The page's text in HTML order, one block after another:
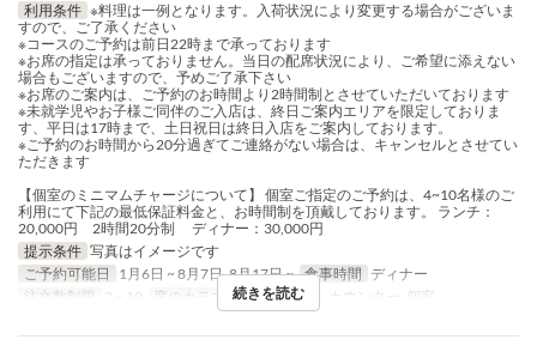
利用条件 ※料理は一例となります。入荷状況により変更する場合がございま
すので、ご了承ください
※コースのご予約は前日22時まで承っております
※お席の指定は承っておりません。当日の配席状況により、ご希望に添えない
場合もございますので、予めご了承下さい
※お席のご案内は、ご予約のお時間より2時間制とさせていただいております
※未就学児やお子様ご同伴のご入店は、終日ご案内エリアを限定しておりま
す、平日は17時まで、土日祝日は終日入店をご案内しております。
※ご予約のお時間から20分過ぎてご連絡がない場合は、キャンセルとさせてい
ただきます
【個室のミニマムチャージについて】 個室ご指定のご予約は、4~10名様のご
利用にて下記の最低保証料金と、お時間制を頂戴しております。 ランチ：
20,000円 2時間20分制 ディナー：30,000円
提示条件 写真はイメージです
ご予約可能日
1月6日 ~ 8月7日, 8月17日 ~ 食事時間 ディナー
注文数制限
2 ~ 10 席のカテゴリ ダイニング , カウンター, 個室
続きを読む